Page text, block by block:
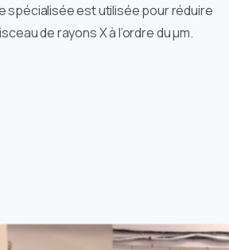
spécialisée est utilisée pour réduire
de rayons X à l’ordre du µm.